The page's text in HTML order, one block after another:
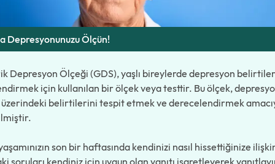
Biz
Sorulan Sorular
Depresyonunuzu Ölçün!
Depresyon Ölçeği (GDS), yaşlı bireylerde depresyon
için kullanılan bir ölçek veya testtir. Bu ölçek,
üzerindeki belirtilerini tespit etmek ve derecelendirmek
son bir haftasında kendinizi nasıl hissettiğinize
soruları kendiniz için uygun olan yanıtı işaretleyerek